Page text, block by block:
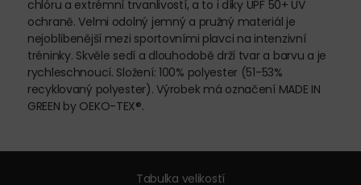
chlóru a extrémní trvanlivostí, a to i díky UPF 50+ UV
ochraně. Velmi odolný jemný a pružný materiál je
nejoblíbenější mezi sportovními plavci na intenzivní
tréninky. Skvěle sedí a dlouhodobě drží tvar a barvu a je
rychleschnoucí. Složení: 100% polyester (51-53%
recyklovaný polyester). Výrobek má označení MADE IN
GREEN by OEKO-TEX®.
Tabulka velikostí